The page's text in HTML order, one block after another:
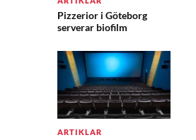
Pizzerior i Göteborg
serverar biofilm
ARTIKLAR